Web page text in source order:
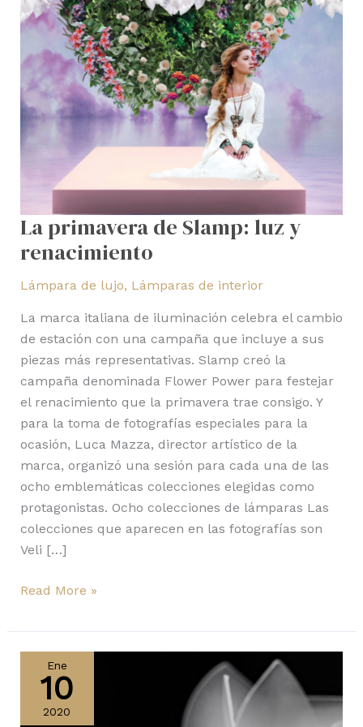
La primavera de Slamp: luz y
renacimiento
Lámpara de lujo, Lámparas de interior
La marca italiana de iluminación celebra el cambio
de estación con una campaña que incluye a sus
piezas más representativas. Slamp creó la
campaña denominada Flower Power para festejar
el renacimiento que la primavera trae consigo. Y
para la toma de fotografías especiales para la
ocasión, Luca Mazza, director artístico de la
marca, organizó una sesión para cada una de las
ocho emblemáticas colecciones elegidas como
protagonistas. Ocho colecciones de lámparas Las
colecciones que aparecen en las fotografías son
Veli […]
Read More »
Ene
10
2020
nueva
serie
VELI